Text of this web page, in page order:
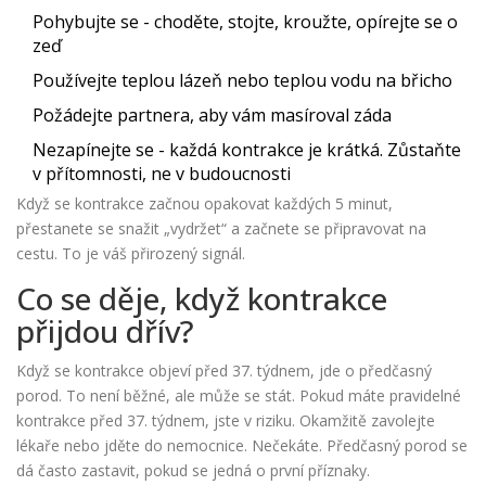
Pohybujte se - choděte, stojte, kroužte, opírejte se o
zeď
Používejte teplou lázeň nebo teplou vodu na břicho
Požádejte partnera, aby vám masíroval záda
Nezapínejte se - každá kontrakce je krátká. Zůstaňte
v přítomnosti, ne v budoucnosti
Když se kontrakce začnou opakovat každých 5 minut,
přestanete se snažit „vydržet“ a začnete se připravovat na
cestu. To je váš přirozený signál.
Co se děje, když kontrakce
přijdou dřív?
Když se kontrakce objeví před 37. týdnem, jde o předčasný
porod. To není běžné, ale může se stát. Pokud máte pravidelné
kontrakce před 37. týdnem, jste v riziku. Okamžitě zavolejte
lékaře nebo jděte do nemocnice. Nečekáte. Předčasný porod se
dá často zastavit, pokud se jedná o první příznaky.